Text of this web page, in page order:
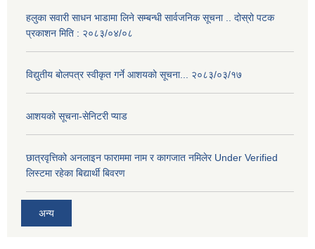
हलुका सवारी साधन भाडामा लिने सम्बन्धी सार्वजनिक सूचना .. दोस्रो पटक
प्रकाशन मिति : २०८३/०४/०८
विद्युतीय बोलपत्र स्वीकृत गर्ने आशयको सूचना... २०८३/०३/१७
आशयको सूचना-सेनिटरी प्याड
छात्रवृत्तिको अनलाइन फाराममा नाम र कागजात नमिलेर Under Verified
लिस्टमा रहेका बिद्यार्थी बिवरण
अन्य